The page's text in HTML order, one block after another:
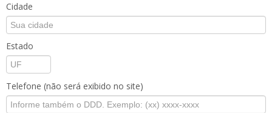
Cidade
Estado
Telefone (não será exibido no site)